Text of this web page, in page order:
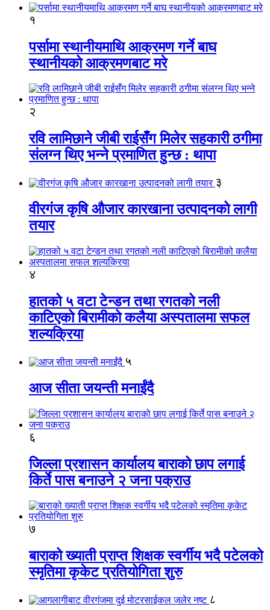
१
पर्सामा स्थानीयमाथि आक्रमण गर्ने बाघ
स्थानीयको आक्रमणबाट मरे
२
रवि लामिछाने जीबी राईसँग मिलेर सहकारी ठगीमा
संलग्न थिए भन्ने प्रमाणित हुन्छ : थापा
३
वीरगंज कृषि औजार कारखाना उत्पादनको लागी
तयार
४
हातको ५ वटा टेन्डन तथा रगतको नली
काटिएको बिरामीको कलैया अस्पतालमा सफल
शल्यक्रिया
५
आज सीता जयन्ती मनाईंदै
६
जिल्ला प्रशासन कार्यालय बाराको छाप लगाई
किर्ते पास बनाउने २ जना पक्राउ
७
बाराको ख्याती प्राप्त शिक्षक स्वर्गीय भदै पटेलको
स्मृतिमा कृकेट प्रतियोगिता शुरु
८